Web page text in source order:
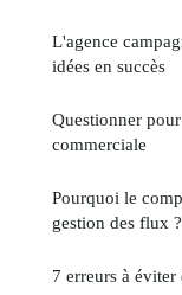
L'agence
idées en succès
Questionner
commerciale
Pourquoi le
gestion des flux ?
7 erreurs à